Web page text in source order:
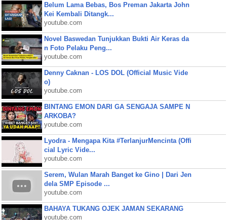
Belum Lama Bebas, Bos Preman Jakarta John
Kei Kembali Ditangk...
youtube.com
Novel Baswedan Tunjukkan Bukti Air Keras da
n Foto Pelaku Peng...
youtube.com
Denny Caknan - LOS DOL (Official Music Vide
o)
youtube.com
BINTANG EMON DARI GA SENGAJA SAMPE N
ARKOBA?
youtube.com
Lyodra - Mengapa Kita #TerlanjurMencinta (Offi
cial Lyric Vide...
youtube.com
Serem, Wulan Marah Banget ke Gino | Dari Jen
dela SMP Episode ...
youtube.com
BAHAYA TUKANG OJEK JAMAN SEKARANG
youtube.com